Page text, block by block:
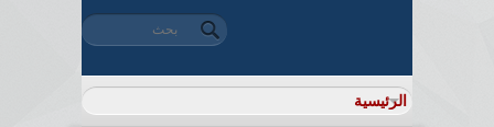
استمارة البحث
‏بحث ‏